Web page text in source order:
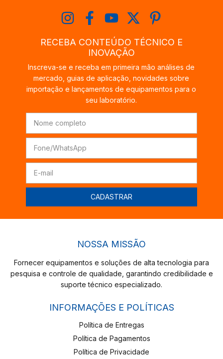
RECEBA CONTEÚDO TÉCNICO E
INOVAÇÃO
Inscreva-se e receba em primeira mão análises de
mercado, guias de aplicação, novidades sobre
importação e lançamentos de equipamentos para o
seu laboratório.
NOSSA MISSÃO
Fornecer equipamentos e soluções de alta tecnologia para
pesquisa e controle de qualidade, garantindo credibilidade e
suporte técnico especializado.
INFORMAÇÕES E POLÍTICAS
Política de Entregas
Política de Pagamentos
Política de Privacidade